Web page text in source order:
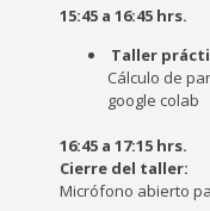
15:45 a 16:45 hrs.
Taller
Cálculo de
google colab
16:45 a 17:15 hrs.
Cierre del taller:
Micrófono abierto